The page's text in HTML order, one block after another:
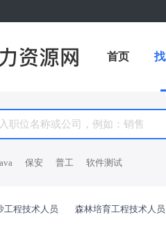
首页
保安 普工 软件测试
工程技术人员 森林培育工程技术人员